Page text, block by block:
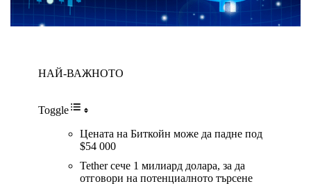
НАЙ-ВАЖНОТО
Toggle
Цената на Биткойн може да падне под
$54 000
Tether сече 1 милиард долара, за да
отговори на потенциалното търсене